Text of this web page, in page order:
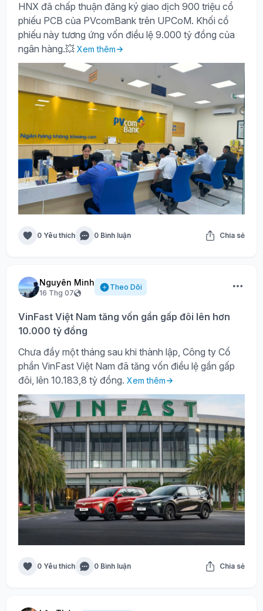
HNX đã chấp thuận đăng ký giao dịch 900 triệu cổ
phiếu PCB của PVcomBank trên UPCoM. Khối cổ
phiếu này tương ứng vốn điều lệ 9.000 tỷ đồng của
ngân hàng.💥 Xem thêm
0 Yêu thích 0 Bình luận Chia sẻ
Nguyên Minh
16 Thg 07
Theo Dõi
VinFast Việt Nam tăng vốn gần gấp đôi lên hơn
10.000 tỷ đồng
Chưa đầy một tháng sau khi thành lập, Công ty Cổ
phần VinFast Việt Nam đã tăng vốn điều lệ gần gấp
đôi, lên 10.183,8 tỷ đồng. Xem thêm
0 Yêu thích 0 Bình luận Chia sẻ